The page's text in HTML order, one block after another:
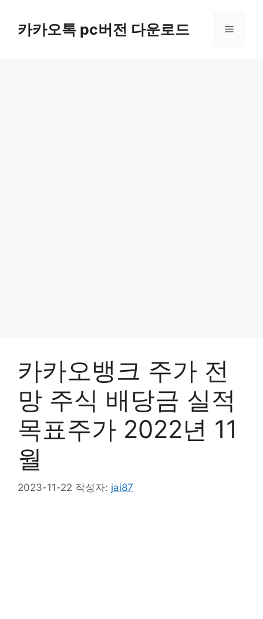
카카오톡 pc버전 다운로드 메
카카오뱅크 주가 전
망 주식 배당금 실적
목표주가 2022년 11
월
2023-11-22 작성자: jai87